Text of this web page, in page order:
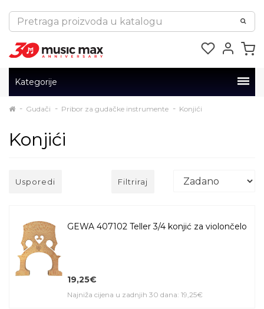
Kategorije
Gudači Pribor za gudačke instrumente Konjići
Konjići
Usporedi Filtriraj
GEWA 407102 Teller 3/4 konjić za violončelo
19,25€
Najniža cijena u zadnjih 30 dana: 19,25€